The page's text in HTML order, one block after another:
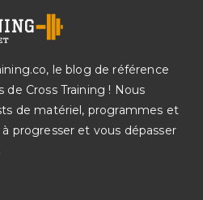
le blog de référence
Cross Training ! Nous
de matériel, programmes et
progresser et vous dépasser